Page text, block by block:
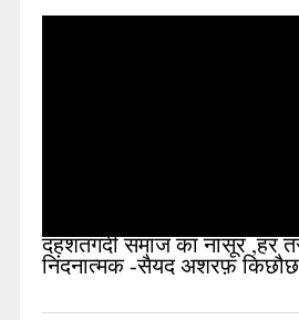
दहशतगर्दी समाज का नासूर ,हर
निंदनात्मक -सैयद अशरफ़